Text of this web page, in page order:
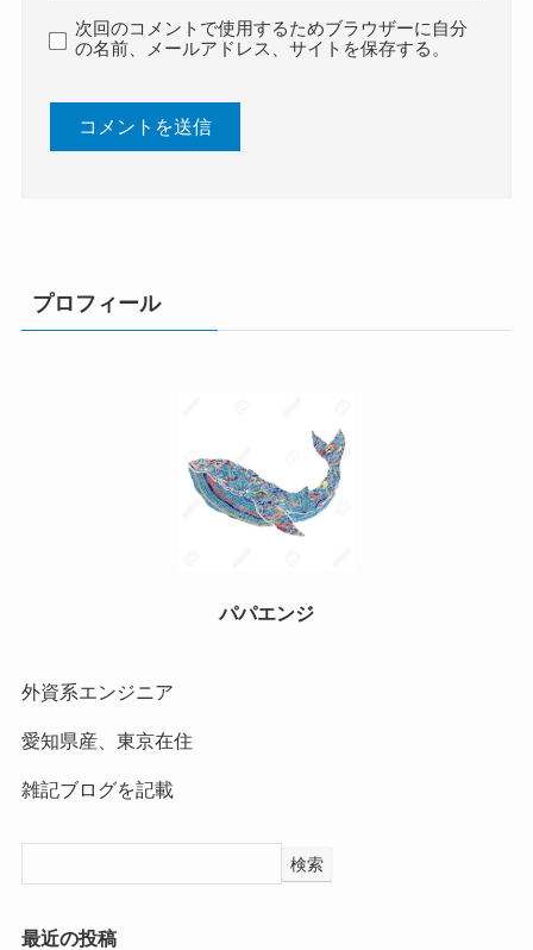
次回のコメントで使用するためブラウザーに自分
の名前、メールアドレス、サイトを保存する。
プロフィール
パパエンジ
外資系エンジニア
愛知県産、東京在住
雑記ブログを記載
検索
最近の投稿